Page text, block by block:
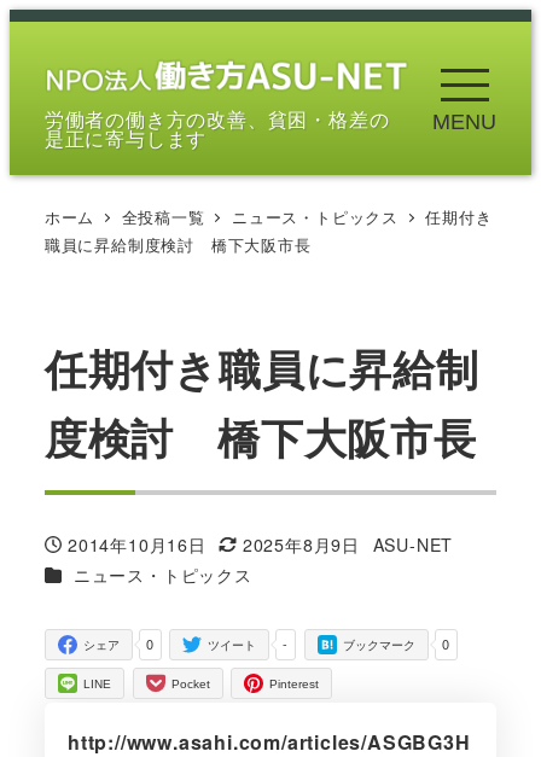
メ
労働者の働き方の改善、貧困・格差の
是正に寄与します
MENU
ホーム 全投稿一覧 ニュース・トピックス
任期付き
職員に昇給制度検討 橋下大阪市長
任期付き職員に昇給制
度検討 橋下大阪市長
投稿日
2014年10月16日
更新日
2025年8月9日
著
ASU-NET
カテゴリー
ニュース・トピックス
0
シェア -
ツイート 0
ブックマーク
LINE Pocket Pinterest
http://www.asahi.com/articles/ASGBG3H